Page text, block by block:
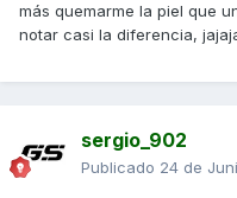
más quemarme la piel que
notar casi la diferencia,
sergio_902
Publicado 24 de